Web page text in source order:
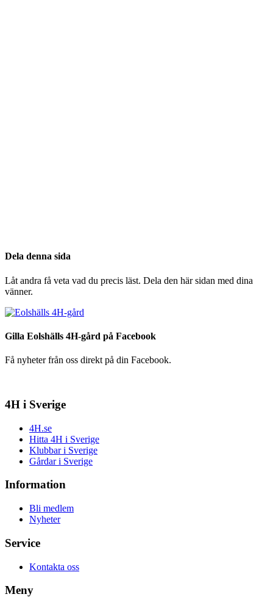
Dela denna sida
Låt andra få veta vad du precis läst. Dela den här sidan med dina
vänner.
Gilla Eolshälls 4H-gård på Facebook
Få nyheter från oss direkt på din Facebook.
4H i Sverige
4H.se
Hitta 4H i Sverige
Klubbar i Sverige
Gårdar i Sverige
Information
Bli medlem
Nyheter
Service
Kontakta oss
Meny